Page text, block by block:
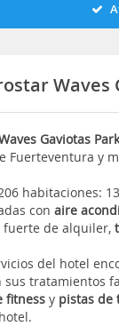
Waves
Gaviotas
Fuerteventura y
habitaciones:
conaire
fuerte de alquiler,
del hotel
sus tratamientos
fitnessy pistas de